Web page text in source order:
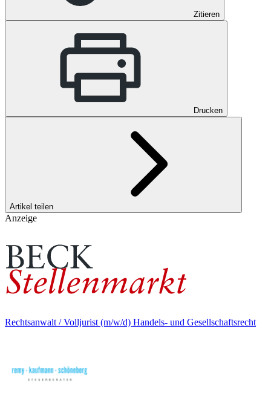
Zitieren
Drucken
Artikel teilen
Anzeige
Rechtsanwalt / Volljurist (m/w/d) Handels- und Gesellschaftsrecht